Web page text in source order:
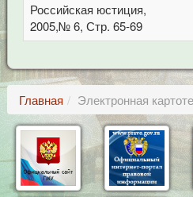
Российская юстиция,
2005,№ 6, Стр. 65-69
Главная Электронная